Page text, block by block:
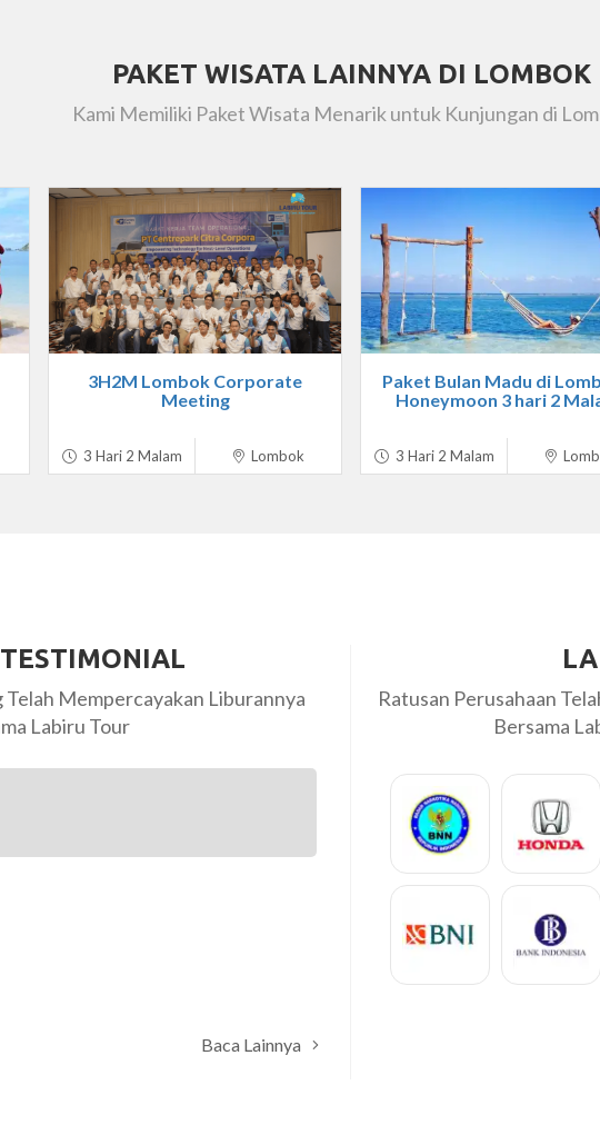
PAKET WISATA LAINNYA DI LOMBOK
Kami Memiliki Paket Wisata Menarik untuk Kunjungan di
3H2M Lombok Corporate
Meeting
3 Hari 2 Malam Lombok
Paket Bulan Madu di
Honeymoon 3 hari 2
3 Hari 2 Malam
Mempercayakan Liburannya
Labiru Tour
LABIRU emang keceee.... 👍 Sdh 2
mengecewakan... Suskes terus dan
Ririn
Baca Lainnya
Ratusan Perusahaan
Bersama